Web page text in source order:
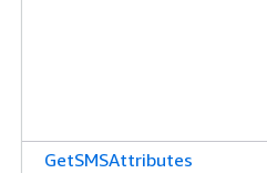
GetSMSAttributes